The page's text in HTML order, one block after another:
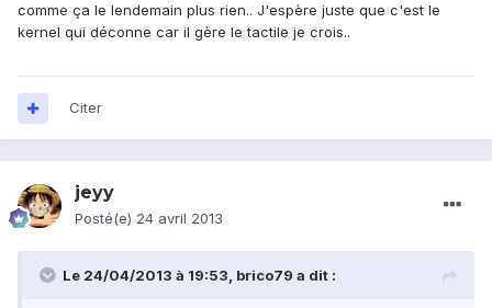
comme ça le lendemain plus rien.. J'espère juste que c'est le
kernel qui déconne car il gère le tactile je crois..
Citer
jeyy
Posté(e) 24 avril 2013
Le 24/04/2013 à 19:53, brico79 a dit :